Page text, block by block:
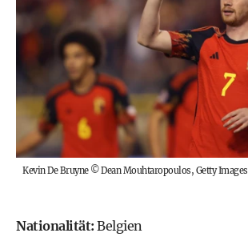
Kevin De Bruyne©Dean Mouhtaropoulos, Getty Images
Nationalität: Belgien